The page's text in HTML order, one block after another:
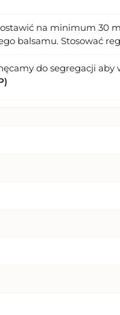
na minimum 30
balsamu. Stosować
do segregacji aby